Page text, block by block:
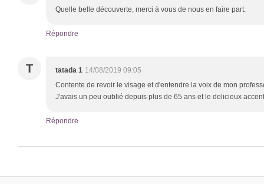
Quelle belle découverte, merci à vous de nous en faire part.
Répondre
T tatada 1 14/08/2019 09:05
Contente de revoir le visage et d'entendre la voix de mon
J'avais un peu oublié depuis plus de 65 ans et le delicieux
Répondre